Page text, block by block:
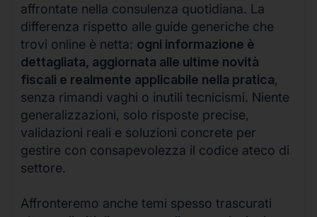
affrontate nella consulenza quotidiana. La
differenza rispetto alle guide generiche che
trovi online è netta: ogni informazione è
dettagliata, aggiornata alle ultime novità
fiscali e realmente applicabile nella pratica,
senza rimandi vaghi o inutili tecnicismi. Niente
generalizzazioni, solo risposte precise,
validazioni reali e soluzioni concrete per
gestire con consapevolezza il codice ateco di
settore.
Affronteremo anche temi spesso trascurati